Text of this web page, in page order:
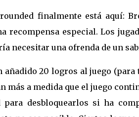
finalmente está aquí:
recompensa especial. Los
necesitar una ofrenda de un
añadido 20 logros al juego
más a medida que el juego
desbloquearlos si ha